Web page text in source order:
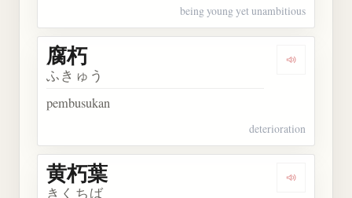
being young yet unambitious
Dengarkan
腐朽
ふきゅう
pembusukan
deterioration
Dengarkan
黄朽葉
きくちば